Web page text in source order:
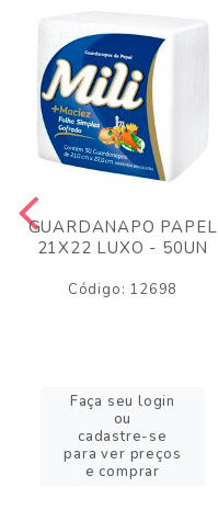
GUARDANAPO PAPEL
21X22 LUXO - 50UN
Código: 12698
Faça seu login
ou
cadastre-se
para ver preços
e comprar